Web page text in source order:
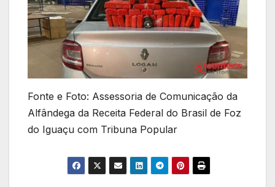
Fonte e Foto: Assessoria de Comunicação da
Alfândega da Receita Federal do Brasil de Foz
do Iguaçu com Tribuna Popular